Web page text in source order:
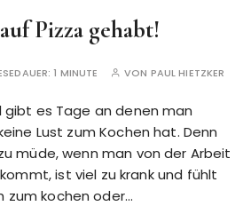
Pizza gehabt!
1 MINUTE VON PAUL HIETZKER
gibt es Tage an denen man
Lust zum Kochen hat. Denn
müde, wenn man von der Arbeit
ist viel zu krank und fühlt
zum kochen oder…